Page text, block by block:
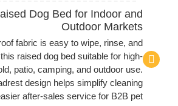
Dog Bed for Indoor and
Outdoor Markets
fabric is easy to wipe, rinse, and
raised dog bed suitable for high-
patio, camping, and outdoor use.
design helps simplify cleaning
after-sales service for B2B pet